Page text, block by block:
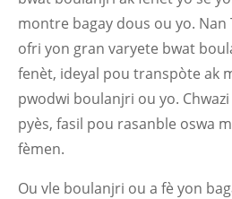
montre bagay dous ou yo. Nan
ofri yon gran varyete bwat
fenèt, ideyal pou transpòte ak
pwodwi boulanjri ou yo.
pyès, fasil pou rasanble oswa
fèmen.
Ou vle boulanjri ou a fè yon